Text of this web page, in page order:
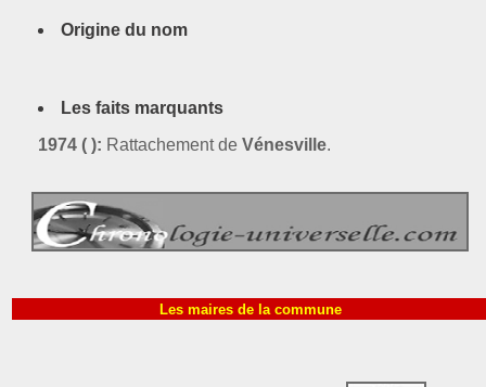
Origine du nom
Les faits marquants
1974 ( ): Rattachement de Vénesville.
Les maires de la commune